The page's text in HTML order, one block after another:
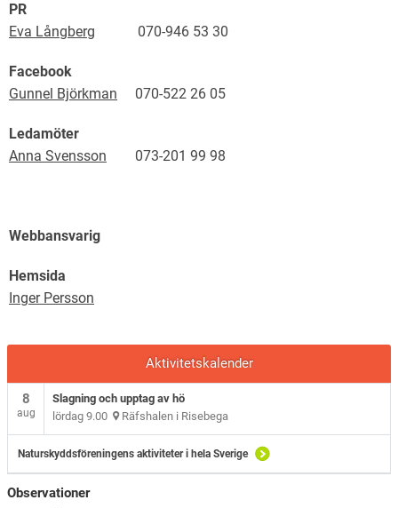
PR
Eva Långberg 070-946 53 30
Facebook
Gunnel Björkman 070-522 26 05
Ledamöter
Anna Svensson 073-201 99 98
Webbansvarig
Hemsida
Inger Persson
Aktivitetskalender
8
aug
Slagning och upptag av hö
lördag 9.00 Räfshalen i Risebega
Naturskyddsföreningens aktiviteter i hela Sverige
Observationer